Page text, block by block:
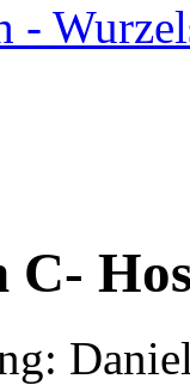
-
C-